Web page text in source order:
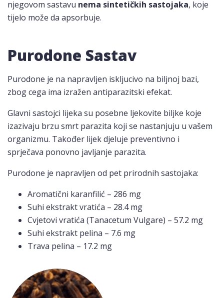
njegovom sastavu nema sintetičkih sastojaka, koje
tijelo može da apsorbuje.
Purodone Sastav
Purodone je na napravljen iskljucivo na biljnoj bazi,
zbog cega ima izražen antiparazitski efekat.
Glavni sastojci lijeka su posebne ljekovite biljke koje
izazivaju brzu smrt parazita koji se nastanjuju u vašem
organizmu. Također lijek djeluje preventivno i
sprječava ponovno javljanje parazita.
Purodone je napravljen od pet prirodnih sastojaka:
Aromatični karanfilić – 286 mg
Suhi ekstrakt vratića – 28.4 mg
Cvjetovi vratića (Tanacetum Vulgare) – 57.2 mg
Suhi ekstrakt pelina – 7.6 mg
Trava pelina – 17.2 mg